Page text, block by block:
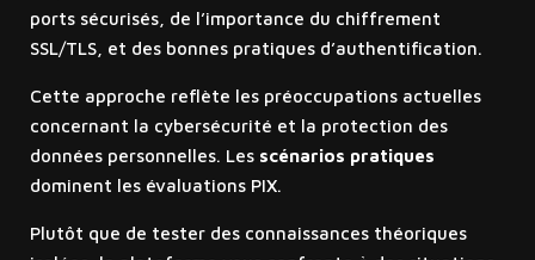
ports sécurisés, de l’importance du chiffrement
SSL/TLS, et des bonnes pratiques d’authentification.
Cette approche reflète les préoccupations actuelles
concernant la cybersécurité et la protection des
données personnelles. Les scénarios pratiques
dominent les évaluations PIX.
Plutôt que de tester des connaissances théoriques